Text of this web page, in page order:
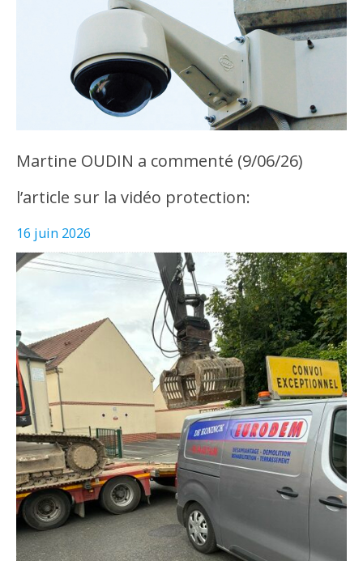
Martine OUDIN a commenté (9/06/26)
l’article sur la vidéo protection:
16 juin 2026